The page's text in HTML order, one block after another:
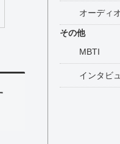
オーディ
その他
MBTI
インタビ